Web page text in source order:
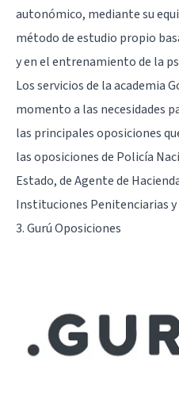
autonómico, mediante su
método de estudio propio
y en el entrenamiento de la
Los servicios de la academia
momento a las necesidades
las principales oposiciones
las oposiciones de Policía
Estado, de Agente de
Instituciones Penitenciarias y
3. Gurú Oposiciones